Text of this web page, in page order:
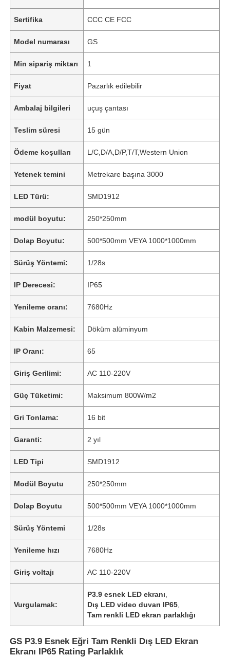
Sertifika CCC CE FCC
Model numarası GS
Min sipariş miktarı 1
Fiyat Pazarlık edilebilir
Ambalaj bilgileri uçuş çantası
Teslim süresi 15 gün
Ödeme koşulları L/C,D/A,D/P,T/T,Western Union
Yetenek temini Metrekare başına 3000
LED Türü: SMD1912
modül boyutu: 250*250mm
Dolap Boyutu: 500*500mm VEYA 1000*1000mm
Sürüş Yöntemi: 1/28s
IP Derecesi: IP65
Yenileme oranı: 7680Hz
Kabin Malzemesi: Döküm alüminyum
IP Oranı: 65
Giriş Gerilimi: AC 110-220V
Güç Tüketimi: Maksimum 800W/m2
Gri Tonlama: 16 bit
Garanti: 2 yıl
LED Tipi SMD1912
Modül Boyutu 250*250mm
Dolap Boyutu 500*500mm VEYA 1000*1000mm
Sürüş Yöntemi 1/28s
Yenileme hızı 7680Hz
Giriş voltajı AC 110-220V
Vurgulamak:
P3.9 esnek LED ekranı
Dış LED video duvarı IP65
Tam renkli LED ekran parlaklığı
GS P3.9 Esnek Eğri Tam Renkli Dış LED Ekran
Ekranı IP65 Rating Parlaklık